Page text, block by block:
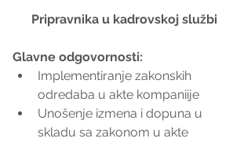
Pripravnika u kadrovskoj službi
Glavne odgovornosti:
Implementiranje zakonskih
odredaba u akte kompaniije
Unošenje izmena i dopuna u
skladu sa zakonom u akte